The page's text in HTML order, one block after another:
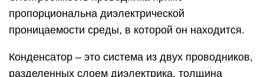
пропорциональна диэлектрической
проницаемости среды, в которой он находится.
Конденсатор – это система из двух проводников,
разделенных слоем диэлектрика, толщина